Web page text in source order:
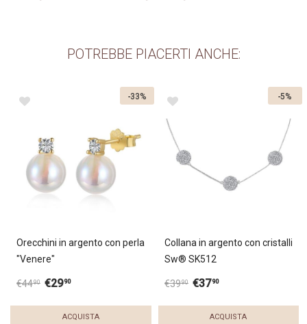
POTREBBE PIACERTI ANCHE:
Orecchini in argento con perla
"Venere"
€4490 €2990
ACQUISTA
-33%
Collana in argento con cristalli
Sw® SK512
€3990 €3790
ACQUISTA
-5%